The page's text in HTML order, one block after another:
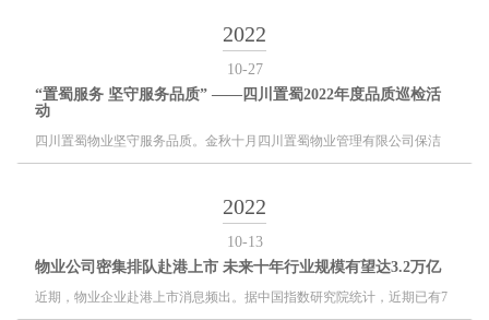
2022
10-27
“置蜀服务 坚守服务品质” ——四川置蜀2022年度品质巡检活
动
四川置蜀物业坚守服务品质。金秋十月四川置蜀物业管理有限公司保洁
部、保安部（成都区域）进行项目品质巡检工作。此事项由公司总监朱有
人员对成都区域内保安、保洁项目进行2022年度品质巡检，督导品质落
2022
10-13
物业公司密集排队赴港上市 未来十年行业规模有望达3.2万亿
近期，物业企业赴港上市消息频出。据中国指数研究院统计，近期已有7